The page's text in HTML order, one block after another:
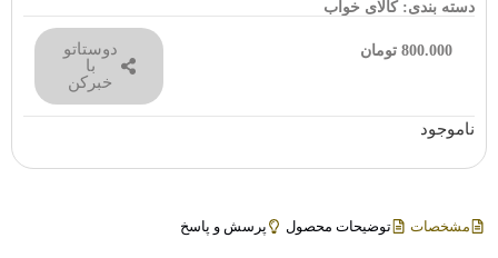
دسته بندی: کالای خواب
800.000 تومان
دوستاتو
با
خبرکن
ناموجود
مشخصات توضیحات محصول پرسش و پاسخ